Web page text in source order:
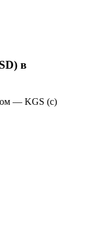
в
— KGS (с)